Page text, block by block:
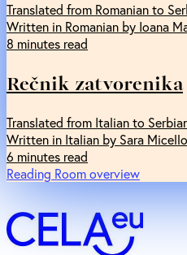
Translated from Romanian to
Written in Romanian by Ioana
8 minutes read
Rečnik zatvorenika
Translated from Italian to
Written in Italian by Sara Micello
6 minutes read
Reading Room overview